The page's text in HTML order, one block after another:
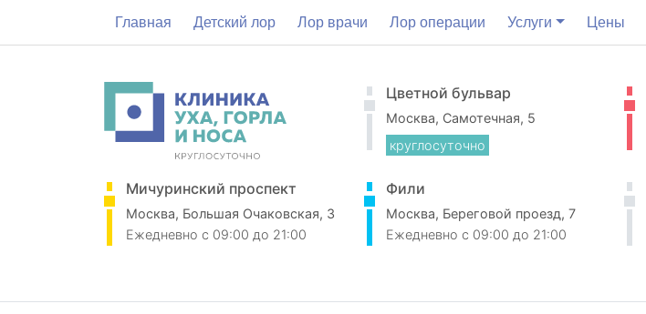
Главная Детский лор Лор врачи Лор операции Услуги Цены
Цветной бульвар
Москва, Самотечная, 5
круглосуточно
Мичуринский проспект
Москва, Большая Очаковская, 3
Ежедневно c 09:00 до 21:00
Фили
Москва, Береговой проезд, 7
Ежедневно c 09:00 до 21:00